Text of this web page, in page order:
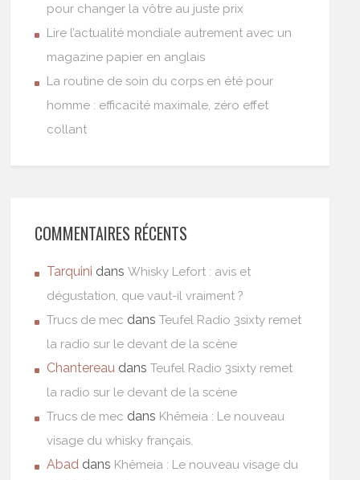
pour changer la vôtre au juste prix
Lire l’actualité mondiale autrement avec un
magazine papier en anglais
La routine de soin du corps en été pour
homme : efficacité maximale, zéro effet
collant
COMMENTAIRES RÉCENTS
Tarquini dansWhisky Lefort : avis et
dégustation, que vaut-il vraiment ?
Trucs de mec dansTeufel Radio 3sixty remet
la radio sur le devant de la scène
Chantereau dansTeufel Radio 3sixty remet
la radio sur le devant de la scène
Trucs de mec dans Khêmeia : Le nouveau
visage du whisky français.
Abad dans Khêmeia : Le nouveau visage du